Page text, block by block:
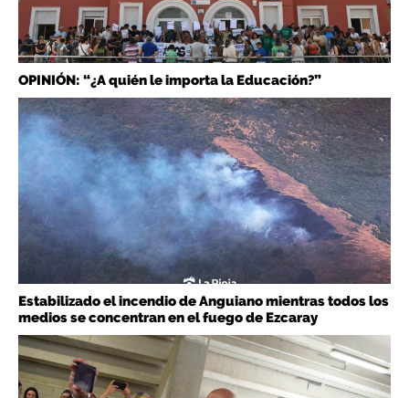
OPINIÓN: “¿A quién le importa la Educación?”
Estabilizado el incendio de Anguiano mientras todos los
medios se concentran en el fuego de Ezcaray